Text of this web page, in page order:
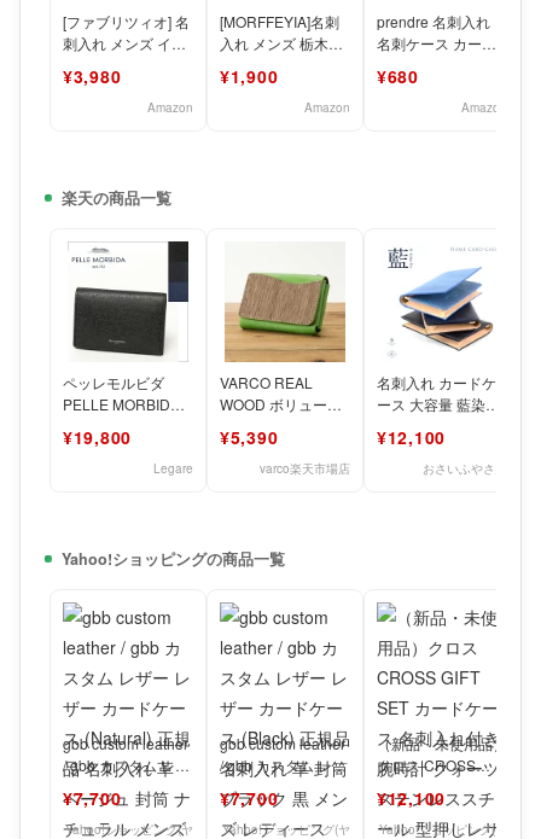
[ファブリツィオ] 名
刺入れ メンズ イタ
名刺40枚 本革
¥3,980
Amazon
[MORFFEYIA]名刺
入れ メンズ 栃木レ
ス 大容量 5
¥1,900
Amazon
prendre 名刺入れ
名刺ケース カード
ット式 PUレザ
¥680
Amazon
楽天の商品一覧
ペッレモルビダ
PELLE MORBIDA
ム鞣し 型押
¥19,800
Legare
VARCO REAL
WOOD ボリューム
ドケース 大容量 メ
¥5,390
varco楽天市場店
名刺入れ カードケ
ース 大容量 藍染レ
PORT KOI
¥12,100
おさいふやさん
Yahoo!ショッピングの商品一覧
gbb custom leather
/ gbb カスタム レザ
ー レザー カー
¥7,700
Yahoo!ショッピング(ヤ
gbb custom leather
/ gbb カスタム レザ
ー レザー カー
¥7,700
Yahoo!ショッピング(ヤ
（新品・未使用品）
クロス CROSS
ース 名刺入れ付
¥12,100
Yahoo!ショッピング(ヤ